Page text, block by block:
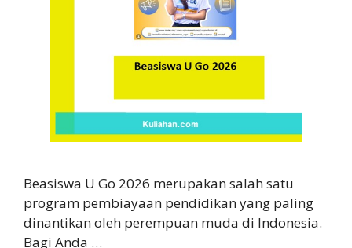
Beasiswa U Go 2026 merupakan salah satu
program pembiayaan pendidikan yang paling
dinantikan oleh perempuan muda di Indonesia.
Bagi Anda …